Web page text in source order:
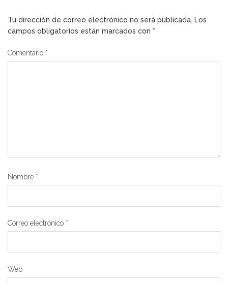
Tu dirección de correo electrónico no será publicada. Los
campos obligatorios están marcados con *
Comentario *
Nombre *
Correo electrónico *
Web